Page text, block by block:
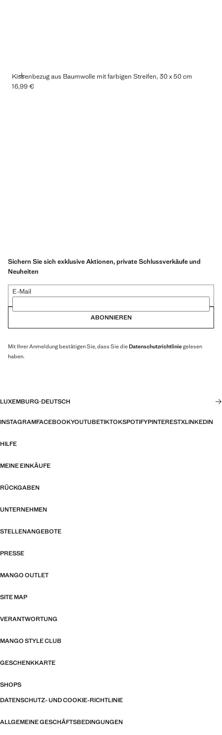
Kissenbezug aus Baumwolle mit farbigen Streifen, 30 x 50 cm
HINZUFÜGEN
Aktueller Preis [16,99 € ]
16,99 €
Sichern Sie sich exklusive Aktionen, private Schlussverkäufe und
Neuheiten
E-Mail
ABONNIEREN
Mit Ihrer Anmeldung bestätigen Sie, dass Sie dieDatenschutzrichtliniegelesen
haben.
LUXEMBURG·DEUTSCH
INSTAGRAMFACEBOOKYOUTUBETIKTOKSPOTIFYPINTERESTXLINKEDIN
HILFE
MEINE EINKÄUFE
RÜCKGABEN
UNTERNEHMEN
STELLENANGEBOTE
PRESSE
MANGO OUTLET
SITE MAP
VERANTWORTUNG
MANGO STYLE CLUB
GESCHENKKARTE
SHOPS
DATENSCHUTZ- UND COOKIE-RICHTLINIE
ALLGEMEINE GESCHÄFTSBEDINGUNGEN